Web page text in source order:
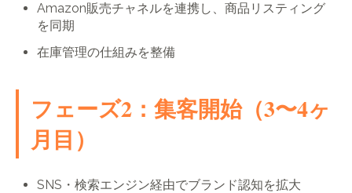
Amazon販売チャネルを連携し、商品リスティング
を同期
在庫管理の仕組みを整備
フェーズ2：集客開始（3〜4ヶ
月目）
SNS・検索エンジン経由でブランド認知を拡大